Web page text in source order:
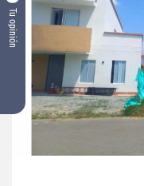
Tu opinión